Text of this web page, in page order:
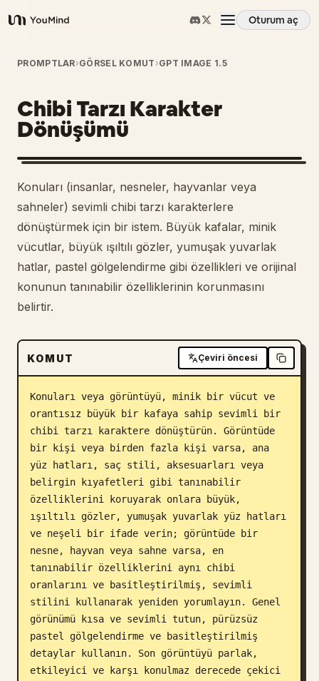
YouMind
Oturum aç
Genel Bakış
Kullanım Senaryoları
Beceriler
İstemler
Fiyatlandırma
İndir
Blog
PROMPTLAR›GÖRSEL KOMUT ›GPT IMAGE 1.5
Chibi Tarzı Karakter
Dönüşümü
Konuları (insanlar, nesneler, hayvanlar veya
sahneler) sevimli chibi tarzı karakterlere
dönüştürmek için bir istem. Büyük kafalar, minik
vücutlar, büyük ışıltılı gözler, yumuşak yuvarlak
hatlar, pastel gölgelendirme gibi özellikleri ve orijinal
konunun tanınabilir özelliklerinin korunmasını
belirtir.
KOMUT Çeviri öncesi
Konuları veya görüntüyü, minik bir vücut ve
orantısız büyük bir kafaya sahip sevimli bir
chibi tarzı karaktere dönüştürün. Görüntüde
bir kişi veya birden fazla kişi varsa, ana
yüz hatları, saç stili, aksesuarları veya
belirgin kıyafetleri gibi tanınabilir
özelliklerini koruyarak onlara büyük,
ışıltılı gözler, yumuşak yuvarlak yüz hatları
ve neşeli bir ifade verin; görüntüde bir
nesne, hayvan veya sahne varsa, en
tanınabilir özelliklerini aynı chibi
oranlarını ve basitleştirilmiş, sevimli
stilini kullanarak yeniden yorumlayın. Genel
görünümü kısa ve sevimli tutun, pürüzsüz
pastel gölgelendirme ve basitleştirilmiş
detaylar kullanın. Son görüntüyü parlak,
etkileyici ve karşı konulmaz derecede çekici